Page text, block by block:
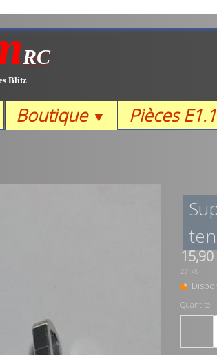
RC
Blitz
Boutique ▼ Pièces
22145
Quantité
−